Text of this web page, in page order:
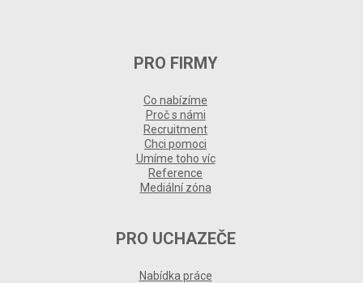
PRO FIRMY
Co nabízíme
Proč s námi
Recruitment
Chci pomoci
Umíme toho víc
Reference
Mediální zóna
PRO UCHAZEČE
Nabídka práce